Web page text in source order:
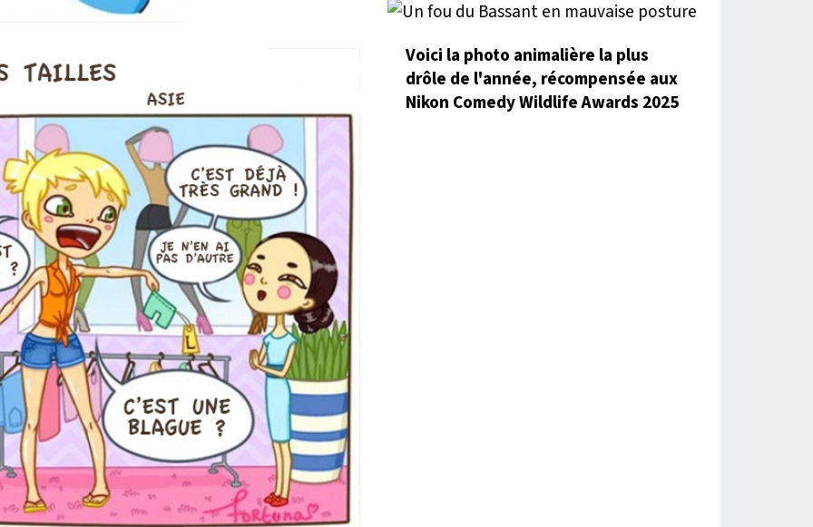
Voici la photo animalière la plus
drôle de l'année, récompensée aux
Nikon Comedy Wildlife Awards 2025